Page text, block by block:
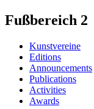
Fußbereich 2
Kunstvereine
Editions
Announcements
Publications
Activities
Awards